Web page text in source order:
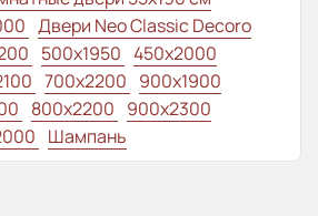
Двери Neo Classic Decoro
500x1950 450x2000
700x2200 900x1900
800x2200 900x2300
Шампань